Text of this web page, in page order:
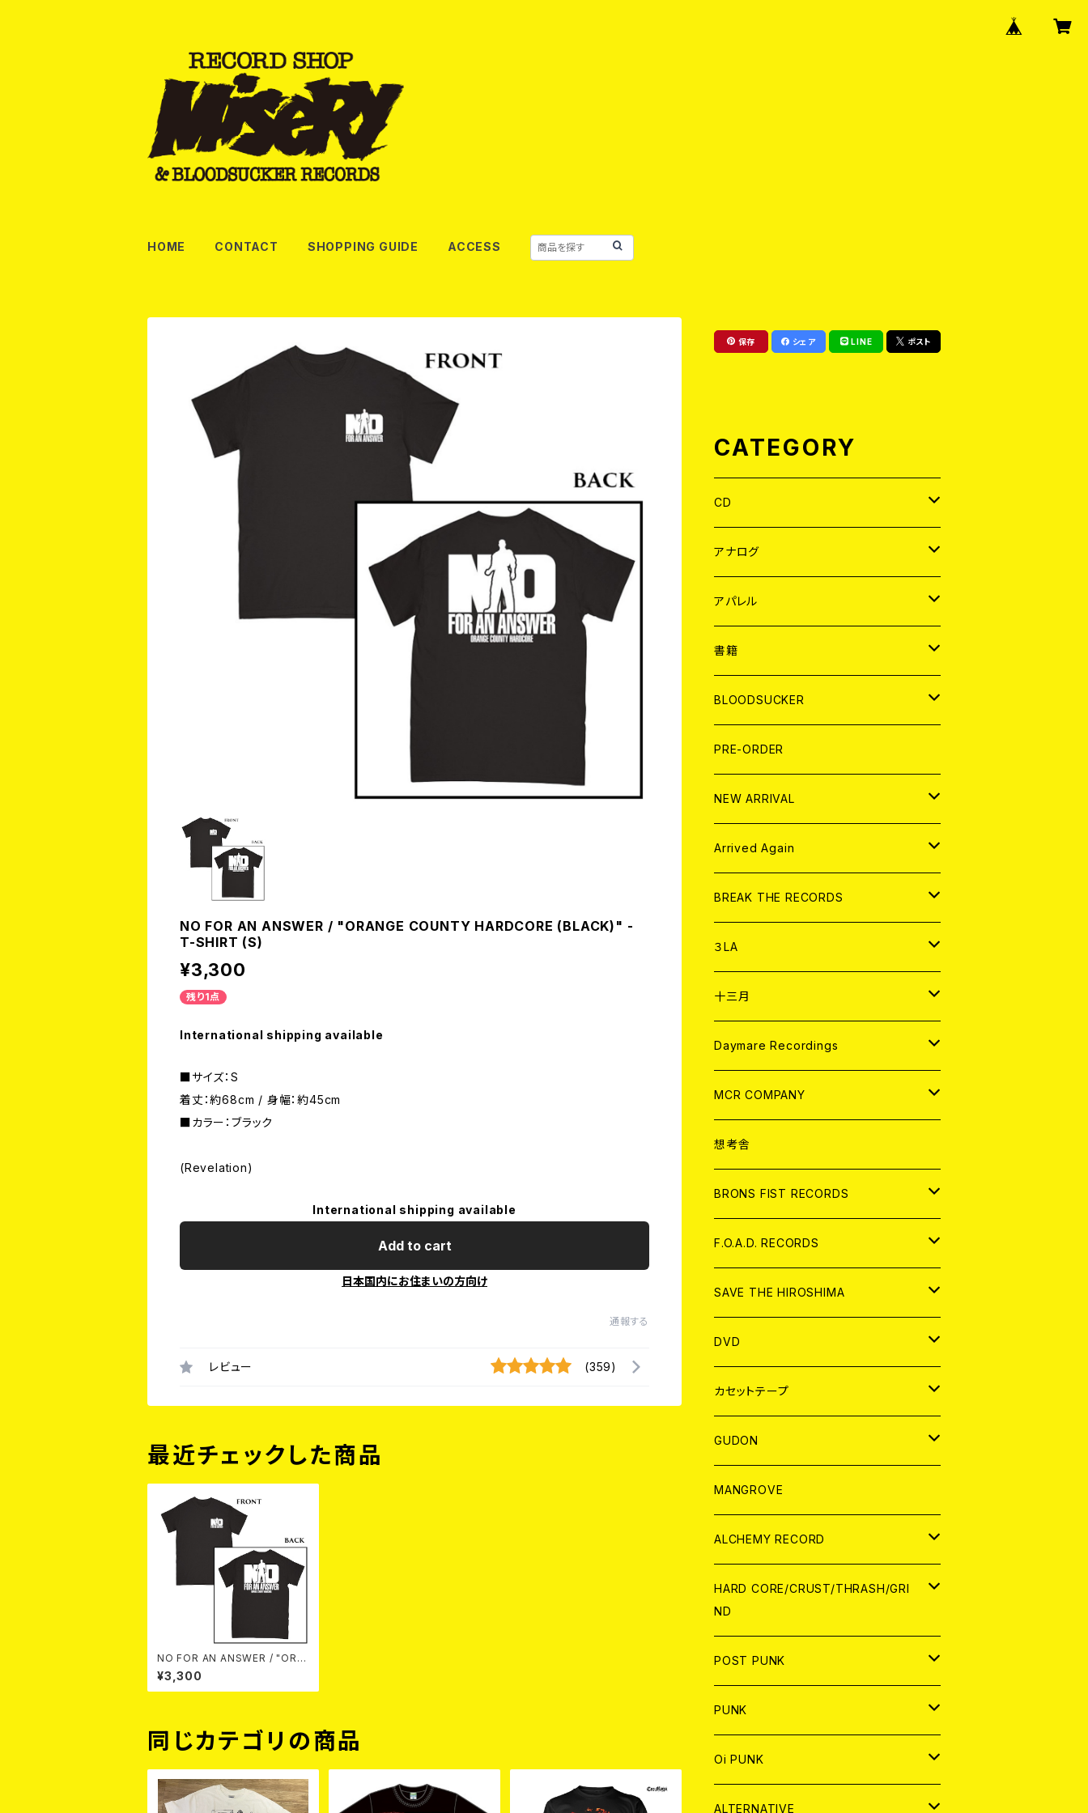
HOME CONTACT SHOPPING GUIDE ACCESS
NO FOR AN ANSWER / "ORANGE COUNTY HARDCORE (BLACK)" -
T-SHIRT (S)
¥3,300
残り1点
International shipping available
■サイズ：S
着丈：約68cm / 身幅：約45cm
■カラー：ブラック
(Revelation)
International shipping available
Add to cart
日本国内にお住まいの方向け
通報する
レビュー (359)
最近チェックした商品
NO FOR AN ANSWER / "ORA
NGE COUNTY HARDCORE (B
LACK)" - T-SHIRT (S)
¥3,300
同じカテゴリの商品
保存 シェア LINE ポスト
CATEGORY
CD
JAPAN
WORLD
アナログ
JAPAN
７EP
LP
WORLD
7EP
LP
アパレル
JAPAN
T-shirt
HOOD
WORLD
T-shirt
HOOD
書籍
MAGAZINE
BOLLOCKS
EL ZINE
写真集 (PHOTOBOOK)
BLOODSUCKER
CD
アナログ
アパレル
書籍
DIGITAL CONTENTS
PRE-ORDER
NEW ARRIVAL
CD
アナログ
Arrived Again
CD
アナログ
BREAK THE RECORDS
CD
ANALOG
アパレル
３LA
CD
ANALOG
十三月
CD
ANALOG
Daymare Recordings
CD
ANALOG
MCR COMPANY
CD
アパレル
ANALOG
想考舎
BRONS FIST RECORDS
CD
ANALOG
F.O.A.D. RECORDS
CD
ANALOG
SAVE THE HIROSHIMA
アパレル
BADGE
DVD
JAPAN
WORLD
カセットテープ
JAPAN
WORLD
GUDON
アパレル
PATCH
アナログ
DIGITAL CONTENTS
MANGROVE
ALCHEMY RECORD
CD
ANALOG
HARD CORE/CRUST/THRASH/GRI
ND
JAPAN
CD
ANALOG
WORLD
CD
ANALOG
POST PUNK
CD
JAPAN
WORLD
ANALOG
JAPAN
PUNK
JAPAN
CD
WORLD
Oi PUNK
JAPAN
ALTERNATIVE